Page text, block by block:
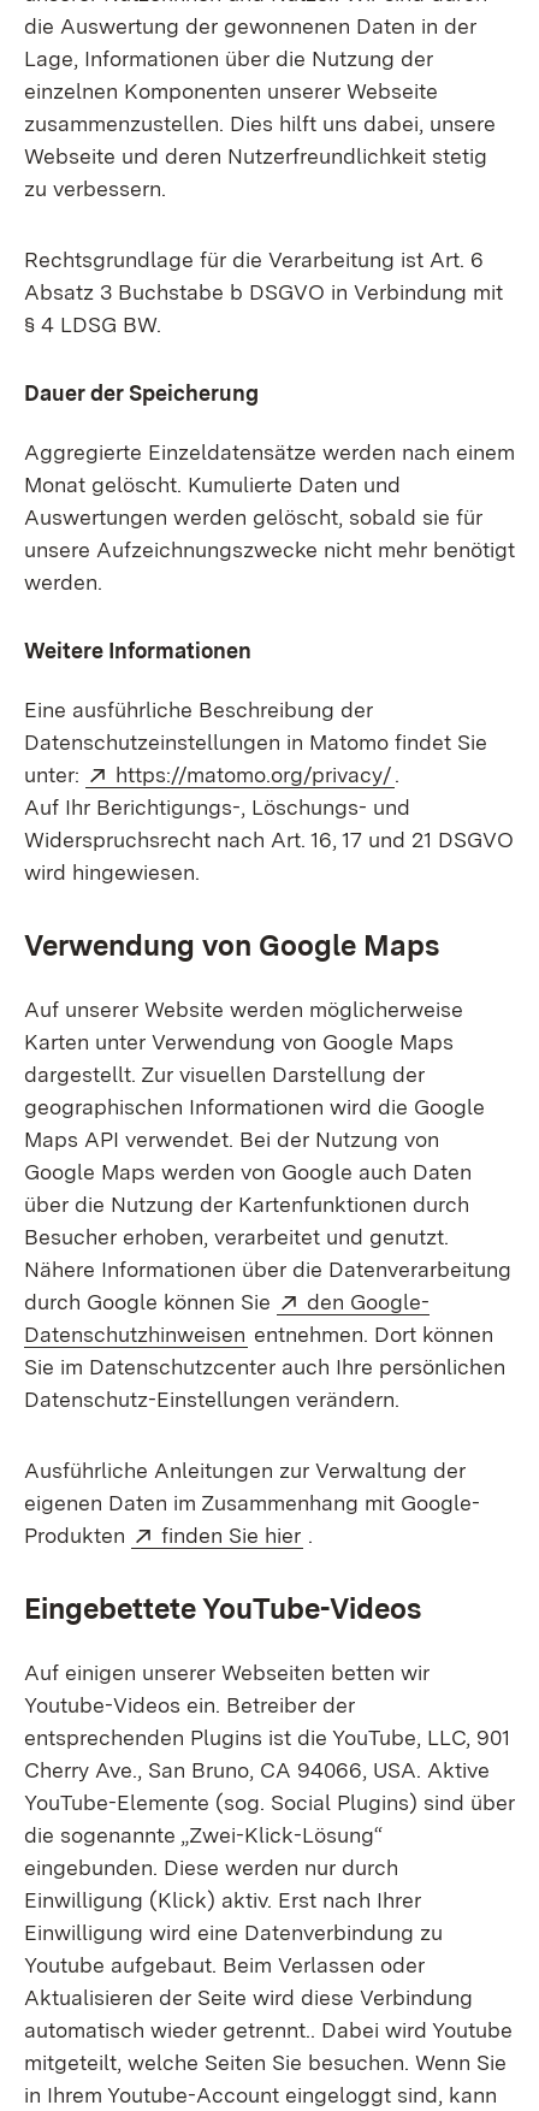
die Auswertung der gewonnenen Daten in der
Lage, Informationen über die Nutzung der
einzelnen Komponenten unserer Webseite
zusammenzustellen. Dies hilft uns dabei, unsere
Webseite und deren Nutzerfreundlichkeit stetig
zu verbessern.
Rechtsgrundlage für die Verarbeitung ist Art. 6
Absatz 3 Buchstabe b DSGVO in Verbindung mit
§ 4 LDSG BW.
Dauer der Speicherung
Aggregierte Einzeldatensätze werden nach einem
Monat gelöscht. Kumulierte Daten und
Auswertungen werden gelöscht, sobald sie für
unsere Aufzeichnungszwecke nicht mehr benötigt
werden.
Weitere Informationen
Eine ausführliche Beschreibung der
Datenschutzeinstellungen in Matomo findet Sie
unter:
Extern:
https://matomo.org/privacy/.
Auf Ihr Berichtigungs-, Löschungs- und
Widerspruchsrecht nach Art. 16, 17 und 21 DSGVO
wird hingewiesen.
Verwendung von Google Maps
Auf unserer Website werden möglicherweise
Karten unter Verwendung von Google Maps
dargestellt. Zur visuellen Darstellung der
geographischen Informationen wird die Google
Maps API verwendet. Bei der Nutzung von
Google Maps werden von Google auch Daten
über die Nutzung der Kartenfunktionen durch
Besucher erhoben, verarbeitet und genutzt.
Nähere Informationen über die Datenverarbeitung
durch Google können Sie
Extern:
den Google-
Datenschutzhinweisen (Öffnet in neuem Fenster)
entnehmen. Dort können
Sie im Datenschutzcenter auch Ihre persönlichen
Datenschutz-Einstellungen verändern.
Ausführliche Anleitungen zur Verwaltung der
eigenen Daten im Zusammenhang mit Google-
Produkten
Extern:
finden Sie hier .
Eingebettete YouTube-Videos
Auf einigen unserer Webseiten betten wir
Youtube-Videos ein. Betreiber der
entsprechenden Plugins ist die YouTube, LLC, 901
Cherry Ave., San Bruno, CA 94066, USA. Aktive
YouTube-Elemente (sog. Social Plugins) sind über
die sogenannte „Zwei-Klick-Lösung“
eingebunden. Diese werden nur durch
Einwilligung (Klick) aktiv. Erst nach Ihrer
Einwilligung wird eine Datenverbindung zu
Youtube aufgebaut. Beim Verlassen oder
Aktualisieren der Seite wird diese Verbindung
automatisch wieder getrennt.. Dabei wird Youtube
mitgeteilt, welche Seiten Sie besuchen. Wenn Sie
in Ihrem Youtube-Account eingeloggt sind, kann